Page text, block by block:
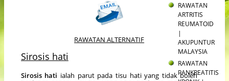
RAWATAN ALTERNATIF
Sirosis hati
Sirosis hati ialah parut pada tisu hati yang tidak boleh
RAWATAN
ARTRITIS
REUMATOID
|
AKUPUNTUR
MALAYSIA
RAWATAN
PANKREATITIS